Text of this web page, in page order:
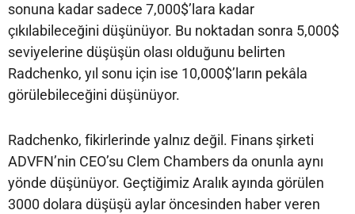
sonuna kadar sadece 7,000$’lara kadar
çıkılabileceğini düşünüyor. Bu noktadan sonra 5,000$
seviyelerine düşüşün olası olduğunu belirten
Radchenko, yıl sonu için ise 10,000$’ların pekâla
görülebileceğini düşünüyor.
Radchenko, fikirlerinde yalnız değil. Finans şirketi
ADVFN’nin CEO’su Clem Chambers da onunla aynı
yönde düşünüyor. Geçtiğimiz Aralık ayında görülen
3000 dolara düşüşü aylar öncesinden haber veren